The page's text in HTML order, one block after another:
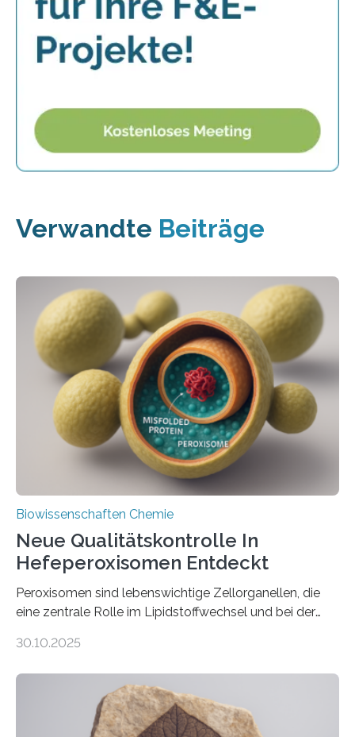
Verwandte Beiträge
Biowissenschaften Chemie
Neue Qualitätskontrolle In
Hefeperoxisomen Entdeckt
Peroxisomen sind lebenswichtige Zellorganellen, die
eine zentrale Rolle im Lipidstoffwechsel und bei der
erfüllen können, müssen zahlreiche Enzyme präzise in
der Ruhr-Universität Bochum um Prof. Dr. Ralf Erdmann
und Dr. Ismaila Francis Yusuf hat nun einen bislang
unbekannten Qualitätskontrollmechanismus des
30.10.2025